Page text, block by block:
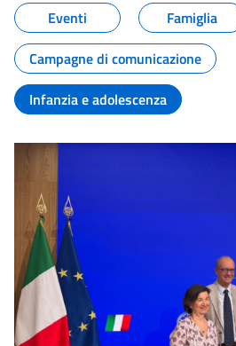
Eventi
Famiglia
Campagne di comunicazione
Infanzia e adolescenza